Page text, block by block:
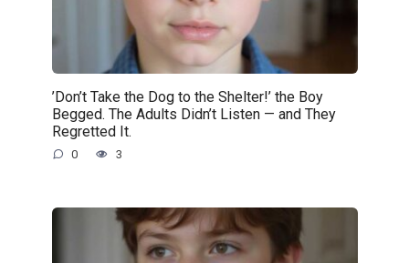
’Don’t Take the Dog to the Shelter!’ the Boy
Begged. The Adults Didn’t Listen — and They
Regretted It.
0 3